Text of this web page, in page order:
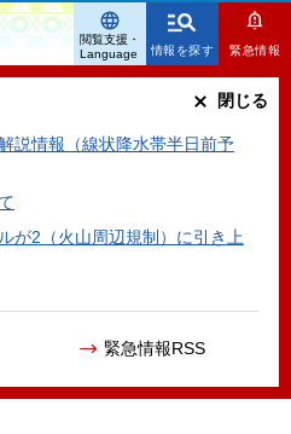
情報を探す 緊急情報
説情報（線状降水帯半日前予
が2（火山周辺規制）に引き上
緊急情報RSS
閉じる
閲覧支援・
Language